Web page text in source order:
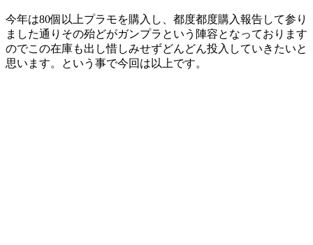
今年は80個以上プラモを購入し、都度都度購入報告して参り
ました通りその殆どがガンプラという陣容となっております
のでこの在庫も出し惜しみせずどんどん投入していきたいと
思います。という事で今回は以上です。